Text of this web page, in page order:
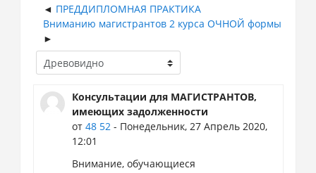
ПРЕДДИПЛОМНАЯ ПРАКТИКА
Вниманию магистрантов 2 курса ОЧНОЙ формы
Консультации для МАГИСТРАНТОВ,
имеющих задолженности
от 48 52- Понедельник, 27 Апрель 2020,
12:01
Внимание, обучающиеся